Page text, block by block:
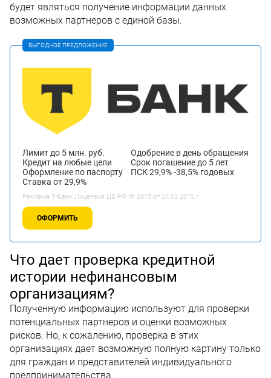
будет являться получение информации данных
возможных партнеров с единой базы.
ВЫГОДНОЕ ПРЕДЛОЖЕНИЕ
Лимит до 5 млн. руб.
Кредит на любые цели
Оформление по паспорту
Ставка от 29,9%
Одобрение в день обращения
Срок погашение до 5 лет
ПСК 29,9% -38,5% годовых
Реклама Т-Банк.Лицензия ЦБ РФ № 2673 от 24.03.2015 г.
ОФОРМИТЬ
Что дает проверка кредитной
истории нефинансовым
организациям?
Полученную информацию используют для проверки
потенциальных партнеров и оценки возможных
рисков. Но, к сожалению, проверка в этих
организациях дает возможную полную картину только
для граждан и представителей индивидуального
предпринимательства.